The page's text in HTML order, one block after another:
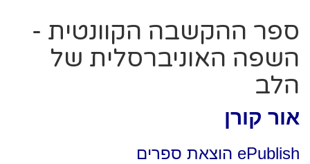
ספר ההקשבה הקוונטית -
השפה האוניברסלית של
הלב
אור קורן
ePublish הוצאת ספרים